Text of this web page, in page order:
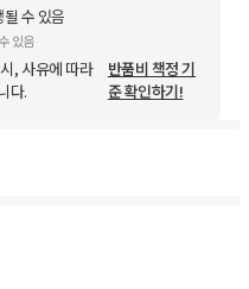
수 있음
있음
, 사유에 따라
다.
반품비 책정 기
준 확인하기!